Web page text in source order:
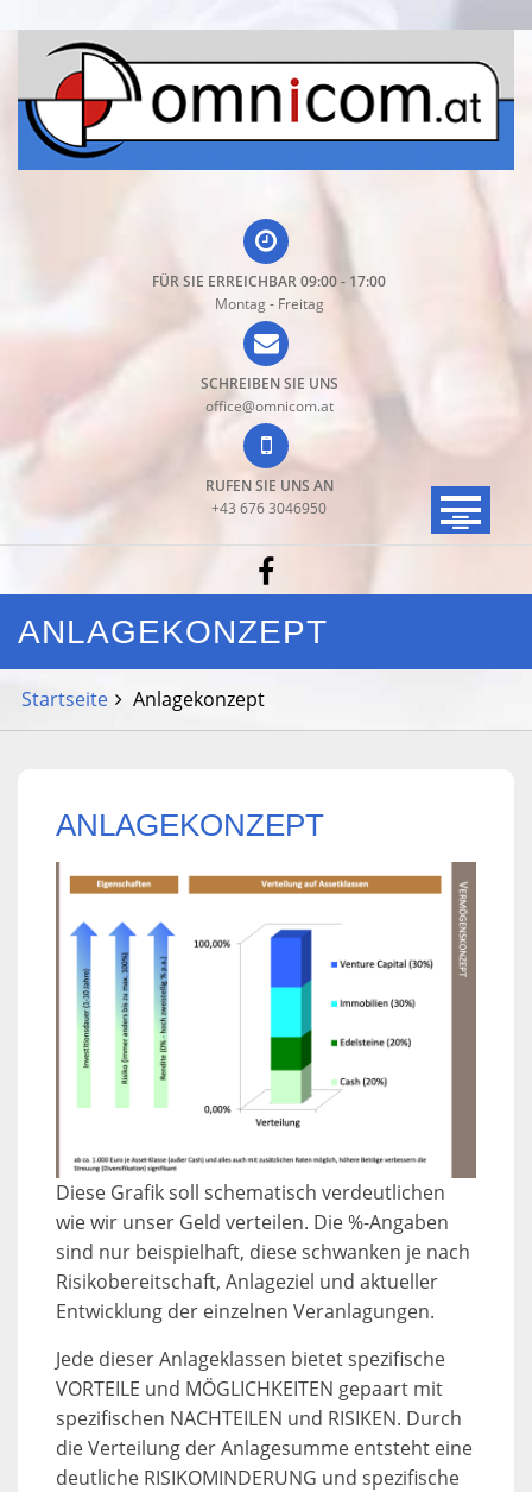
Inhalt
FÜR SIE ERREICHBAR 09:00 - 17:00
Montag - Freitag
SCHREIBEN SIE UNS
office@omnicom.at
RUFEN SIE UNS AN
+43 676 3046950
ANLAGEKONZEPT
Startseite Anlagekonzept
ANLAGEKONZEPT
Diese Grafik soll schematisch verdeutlichen
wie wir unser Geld verteilen. Die %-Angaben
sind nur beispielhaft, diese schwanken je nach
Risikobereitschaft, Anlageziel und aktueller
Entwicklung der einzelnen Veranlagungen.
Jede dieser Anlageklassen bietet spezifische
VORTEILE und MÖGLICHKEITEN gepaart mit
spezifischen NACHTEILEN und RISIKEN. Durch
die Verteilung der Anlagesumme entsteht eine
deutliche RISIKOMINDERUNG und spezifische